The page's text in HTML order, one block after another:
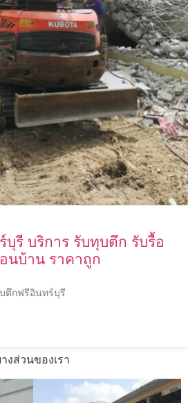
รี บริการ รับทุบตึก รับรื้อ
นบ้าน ราคาถูก
ตึกฟรีอินทร์บุรี
งส่วนของเรา